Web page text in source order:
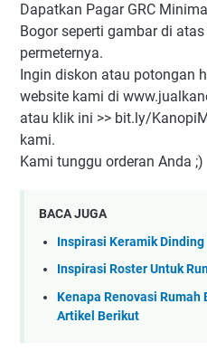
Dapatkan Pagar GRC
Bogor seperti gambar di
permeternya.
Ingin diskon atau potongan
website kami di
atau klik ini >> bit.ly/
kami.
Kami tunggu orderan Anda ;)
BACA JUGA
Inspirasi Keramik
Inspirasi Roster Untuk
Kenapa Renovasi Rumah
Artikel Berikut